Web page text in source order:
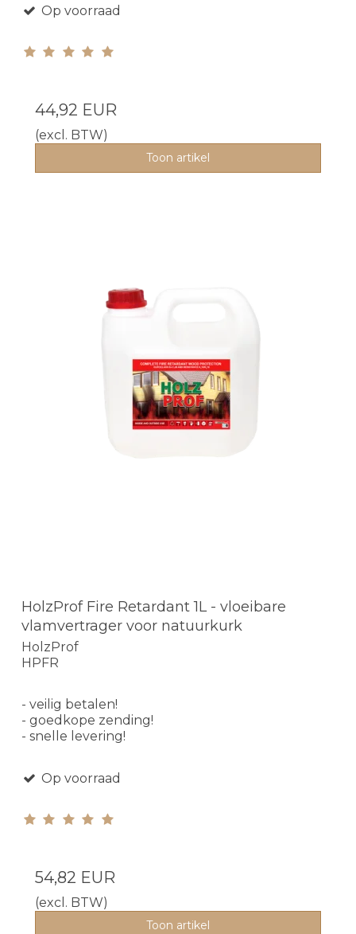
Op voorraad
44,92 EUR
(excl. BTW)
Toon artikel
HolzProf Fire Retardant 1L - vloeibare
vlamvertrager voor natuurkurk
HolzProf
HPFR
- veilig betalen!
- goedkope zending!
- snelle levering!
Op voorraad
54,82 EUR
(excl. BTW)
Toon artikel